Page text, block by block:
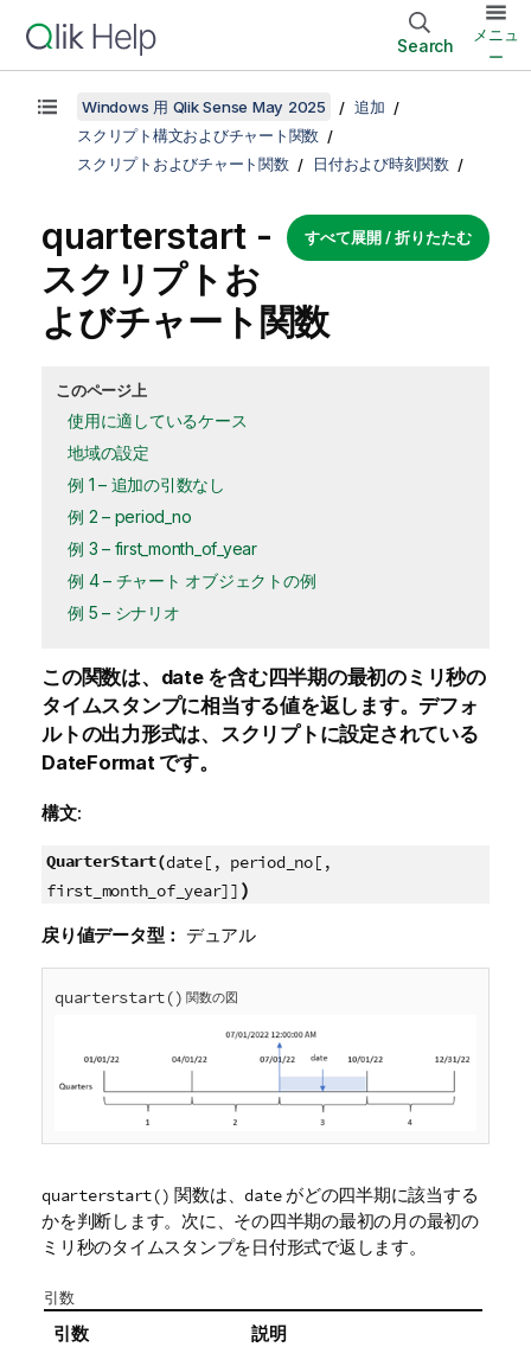
Search
メニュ
ー
Windows 用 Qlik Sense May 2025
追加
スクリプト構文およびチャート関数
スクリプトおよびチャート関数
日付および時刻関数
すべて展開 / 折りたたむ
quarterstart -
スクリプトお
よびチャート関数
このページ上
使用に適しているケース
地域の設定
例 1 – 追加の引数なし
例 2 – period_no
例 3 – first_month_of_year
例 4 – チャート オブジェクトの例
例 5 – シナリオ
この関数は、 dateを含む四半期の最初のミリ秒の
タイムスタンプに相当する値を返します。デフォ
ルトの出力形式は、スクリプトに設定されている
DateFormatです。
構文:
QuarterStart(date[, period_no[,
first_month_of_year]] )
戻り値データ型： デュアル
quarterstart() 関数の図
quarterstart() 関数は、dateがどの四半期に該当する
かを判断します。次に、その四半期の最初の月の最初の
ミリ秒のタイムスタンプを日付形式で返します。
引数
引数 説明